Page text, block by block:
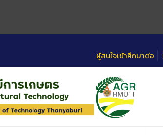
ผู้สนใจเข้าศึกษาต่อ